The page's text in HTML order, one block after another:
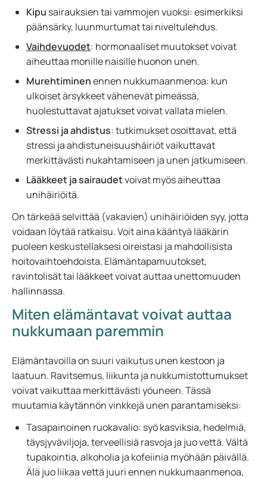
Kipu sairauksien tai vammojen vuoksi: esimerkiksi
päänsärky, luunmurtumat tai niveltulehdus.
Vaihdevuodet: hormonaaliset muutokset voivat
aiheuttaa monille naisille huonon unen.
Murehtiminenennen nukkumaanmenoa: kun
ulkoiset ärsykkeet vähenevät pimeässä,
huolestuttavat ajatukset voivat vallata mielen.
Stressi ja ahdistus: tutkimukset osoittavat, että
stressi ja ahdistuneisuushäiriöt vaikuttavat
merkittävästi nukahtamiseen ja unen jatkumiseen.
Lääkkeet ja sairaudetvoivat myös aiheuttaa
unihäiriöitä.
On tärkeää selvittää (vakavien) unihäiriöiden syy, jotta
voidaan löytää ratkaisu. Voit aina kääntyä lääkärin
puoleen keskustellaksesi oireistasi ja mahdollisista
hoitovaihtoehdoista. Elämäntapamuutokset,
ravintolisät tai lääkkeet voivat auttaa unettomuuden
hallinnassa.
Miten elämäntavat voivat auttaa
nukkumaan paremmin
Elämäntavoilla on suuri vaikutus unen kestoon ja
laatuun. Ravitsemus, liikunta ja nukkumistottumukset
voivat vaikuttaa merkittävästi yöuneen. Tässä
muutamia käytännön vinkkejä unen parantamiseksi:
Tasapainoinen ruokavalio: syö kasviksia, hedelmiä,
täysjyväviljoja, terveellisiä rasvoja ja juo vettä. Vältä
tupakointia, alkoholia ja kofeiinia myöhään päivällä.
Älä juo liikaa vettä juuri ennen nukkumaanmenoa,